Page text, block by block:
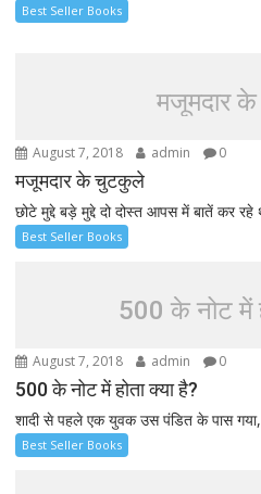
Best Seller Books
मजूमदार
August 7, 2018 admin 0
मजूमदार के चुटकुले
छोटे मुद्दे बड़े मुद्दे दो दोस्त आपस में बातें कर रहे
Best Seller Books
500 के नोट में
August 7, 2018 admin 0
500 के नोट में होता क्या है?
शादी से पहले एक युवक उस पंडित के पास गया,
Best Seller Books